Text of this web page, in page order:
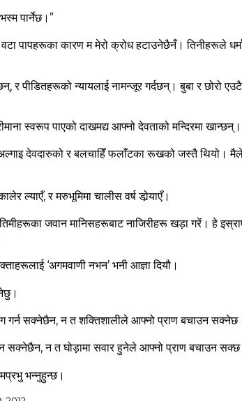
पार्नेछ।”
पापहरूका कारण म मेरो क्रोध हटाउनेछैनँ। तिनीहरूले
र पीडितहरूको न्‍यायलाई नामन्‍जूर गर्दछन्‌। बुबा र छोरो
स्‍वरूप पाएको दाखमद्य आफ्‍नो देवताको मन्‍दिरमा खान्‍छन्‌।
अल्‍गाइ देवदारुको र बलचाहिँ फलाँटका रूखको जस्‍तै थियो।
ल्‍याएँ, र मरुभूमिमा चालीस वर्ष डोर्‍याएँ।
जवान मानिसहरूबाट नाजिरीहरू खड़ा गरें। हे
‘अगमवाणी नभन’ भनी आज्ञा दियौ।
गर्न सक्‍नेछैन, न त शक्तिशालीले आफ्‍नो प्राण बचाउन सक्‍नेछ।
न त घोड़ामा सवार हुनेले आफ्‍नो प्राण बचाउन
भन्‍नुहुन्‍छ।